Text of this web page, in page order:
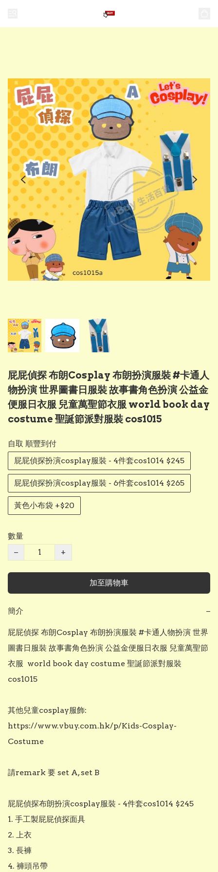
屁屁偵探 布朗Cosplay 布朗扮演服裝 #卡通人
物扮演 世界圖書日服裝 故事書角色扮演 公益金
便服日衣服 兒童萬聖節衣服 world book day
costume 聖誕節派對服裝 cos1015
自取 順豐到付
屁屁偵探扮演cosplay服裝 - 4件套cos1014 $245
屁屁偵探扮演cosplay服裝 - 6件套cos1014 $265
黃色小布袋 +$20
數量
−
+
加至購物車
簡介 −
屁屁偵探 布朗Cosplay 布朗扮演服裝 #卡通人物扮演 世界
圖書日服裝 故事書角色扮演 公益金便服日衣服 兒童萬聖節
衣服  world book day costume 聖誕節派對服裝
cos1015
其他兒童cosplay服飾:
https://www.vbuy.com.hk/p/Kids-Cosplay-
Costume
請remark 要 set A, set B
屁屁偵探布朗扮演cosplay服裝 - 4件套cos1014 $245
1. 手工製屁屁偵探面具
2. 上衣
3. 長褲
4. 褲頭吊帶